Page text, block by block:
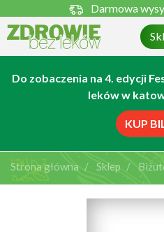
Darmowa
Do zobaczenia na 4. edycji
leków w
KUP
Strona główna Sklep